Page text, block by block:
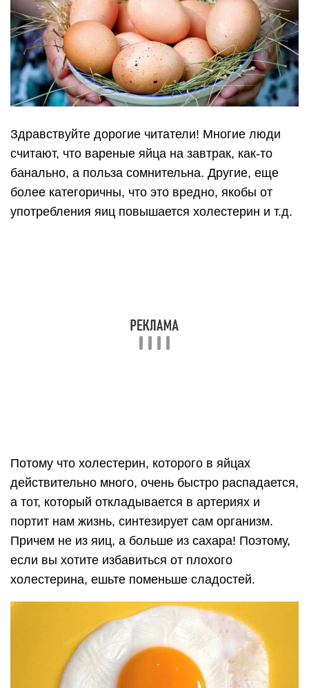
Потому что холестерин, которого в яйцах
действительно много, очень быстро распадается,
а тот, который откладывается в артериях и
портит нам жизнь, синтезирует сам организм.
Причем не из яиц, а больше из сахара! Поэтому,
холестерина, ешьте поменьше сладостей.